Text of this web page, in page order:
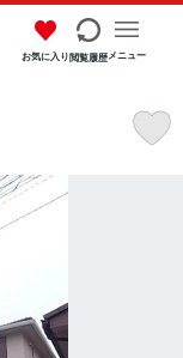
お気に入り閲覧履歴メニュー